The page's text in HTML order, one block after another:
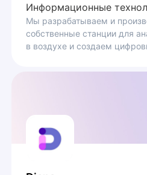
Информационные
Мы разрабатываем и
собственные станции для
в воздухе и создаем
углеродным балансом